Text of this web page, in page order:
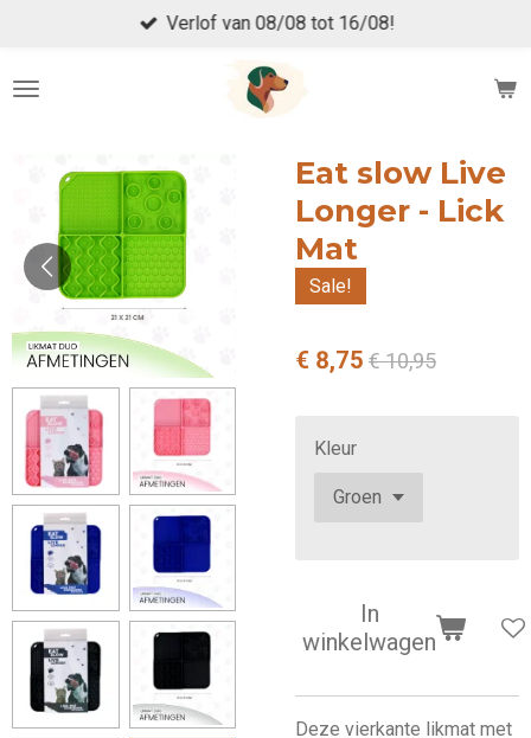
naar
Verlof van 08/08 tot 16/08!
Eat slow Live
Longer - Lick
Mat
Sale!
€ 8,75 € 10,95
Kleur
In
winkelwagen
Deze vierkante likmat met